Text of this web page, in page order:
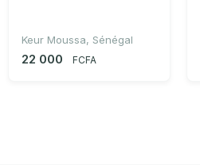
Keur Moussa, Sénégal
22 000 FCFA